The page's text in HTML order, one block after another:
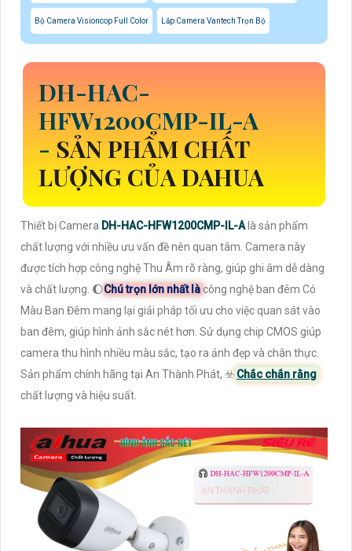
Bộ Camera Visioncop Full Color Lắp Camera Vantech Trọn Bộ
DH-HAC-
HFW1200CMP-IL-A
- SẢN PHẨM CHẤT
LƯỢNG CỦA DAHUA
Thiết bị Camera DH-HAC-HFW1200CMP-IL-A là sản phẩm
chất lượng với nhiều ưu vấn đề nên quan tâm. Camera này
được tích hợp công nghệ Thu Âm rõ ràng, giúp ghi âm dễ dàng
và chất lượng. 🌔Chú trọn lớn nhất làcông nghệ ban đêm Có
Màu Ban Đêm mang lại giải pháp tối ưu cho việc quan sát vào
ban đêm, giúp hình ảnh sắc nét hơn. Sử dụng chip CMOS giúp
camera thu hình nhiều màu sắc, tạo ra ảnh đẹp và chân thực.
Sản phẩm chính hãng tại An Thành Phát, ☣️ Chắc chắn rằng
chất lượng và hiệu suất.